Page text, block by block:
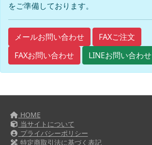
をご準備しております。
メールお問い合わせ
FAXご注文
FAXお問い合わせ
LINEお問い合わせ
HOME
当サイトについて
プライバシーポリシー
特定商取引法に基づく表記